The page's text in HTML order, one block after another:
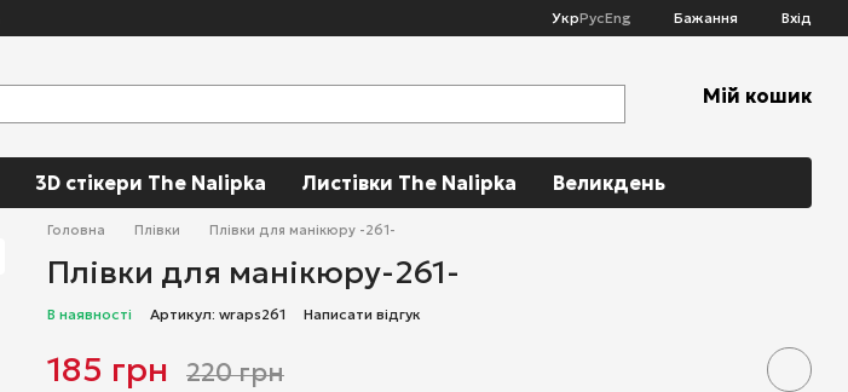
УкрРусEng Бажання Вхід
Мій кошик
3D стікери The Nalipka Листівки The Nalipka Великдень
Головна Плівки Плівки для манікюру -261-
Плівки для манікюру-261-
В наявності Артикул: wraps261 Написати відгук
185 грн 220 грн